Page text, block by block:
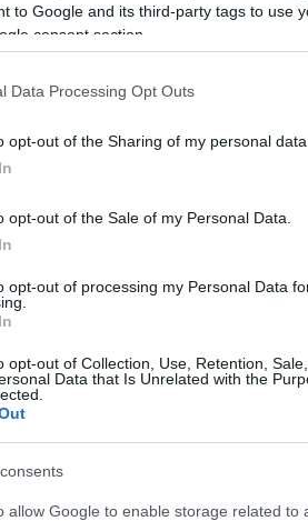
to Google and its third-party tags to use
consent section.
Data Processing Opt Outs
opt-out of the Sharing of my personal data.
opt-out of the Sale of my Personal Data.
opt-out of processing my Personal Data
opt-out of Collection, Use, Retention,
Data that Is Unrelated with the
allow Google to enable storage related to
da una serie dipremièreche
visto il debutto della serie
nel ruolo principale,
Accanto a questa attesissima
Virzì, che vanta un cast